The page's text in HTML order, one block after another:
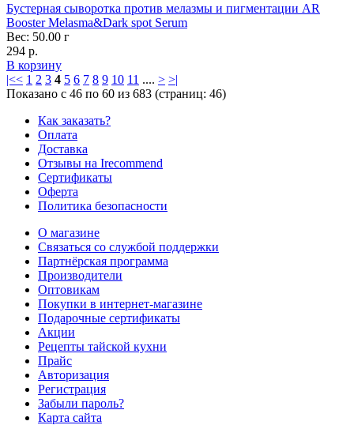
Бустерная сыворотка против мелазмы и пигментации AR
Booster Melasma&Dark spot Serum
Вес: 50.00 г
294 р.
В корзину
|<< 1 2 3 4 5 6 7 8 9 10 11 .... > >|
Показано с 46 по 60 из 683 (страниц: 46)
Как заказать?
Оплата
Доставка
Отзывы на Irecommend
Сертификаты
Оферта
Политика безопасности
О магазине
Связаться со службой поддержки
Партнёрская программа
Производители
Оптовикам
Покупки в интернет-магазине
Подарочные сертификаты
Акции
Рецепты тайской кухни
Прайс
Авторизация
Регистрация
Забыли пароль?
Карта сайта